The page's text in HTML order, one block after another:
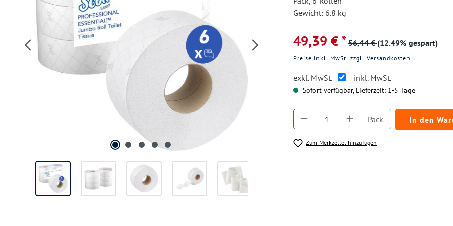
Gewicht: 6.8 kg
49,39 € * 56,44 €(12.49% gespart)
Preise inkl. MwSt. zzgl. Versandkosten
exkl. MwSt. inkl. MwSt.
Sofort verfügbar, Lieferzeit: 1-5 Tage
Produkt Anzahl: Gib den
Pack In den
Zum Merkzettel hinzufügen